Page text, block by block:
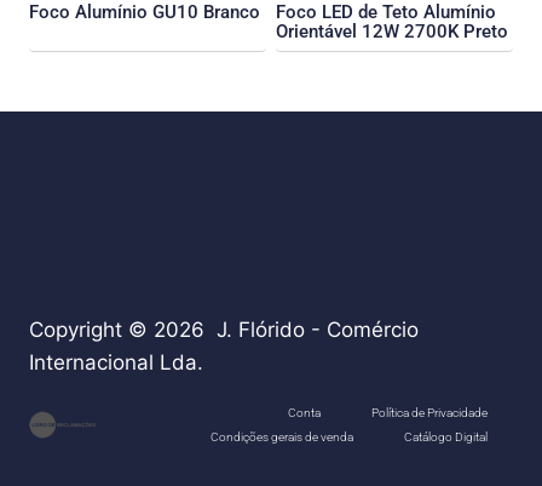
Foco Alumínio GU10 Branco
Foco LED de Teto Alumínio
Orientável 12W 2700K Preto
Copyright © 2026 J. Flórido - Comércio
Internacional Lda.
Conta
Política de Privacidade
Condições gerais de venda
Catálogo Digital